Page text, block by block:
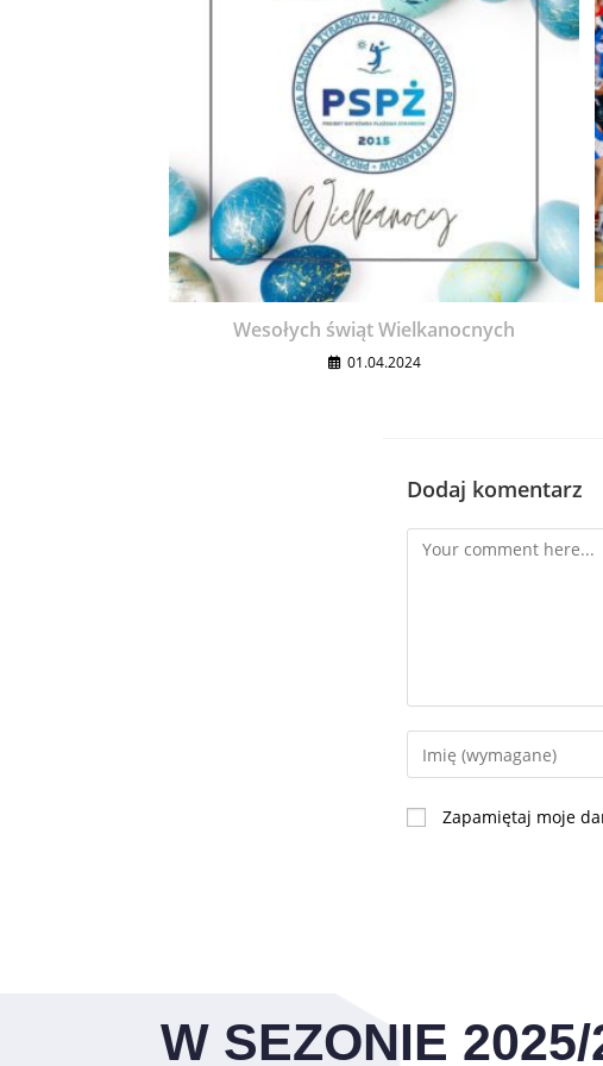
Wesołych świąt Wielkanocnych
01.04.2024
Dodaj komentarz
Zapamiętaj moje
W SEZONIE